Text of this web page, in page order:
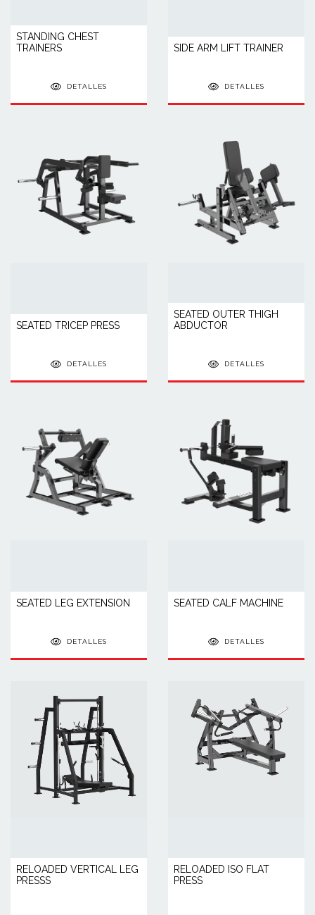
STANDING CHEST
TRAINERS
DETALLES
SIDE ARM LIFT TRAINER
DETALLES
SEATED TRICEP PRESS
DETALLES
SEATED OUTER THIGH
ABDUCTOR
DETALLES
SEATED LEG EXTENSION
DETALLES
SEATED CALF MACHINE
DETALLES
RELOADED VERTICAL LEG
PRESSS
RELOADED ISO FLAT
PRESS